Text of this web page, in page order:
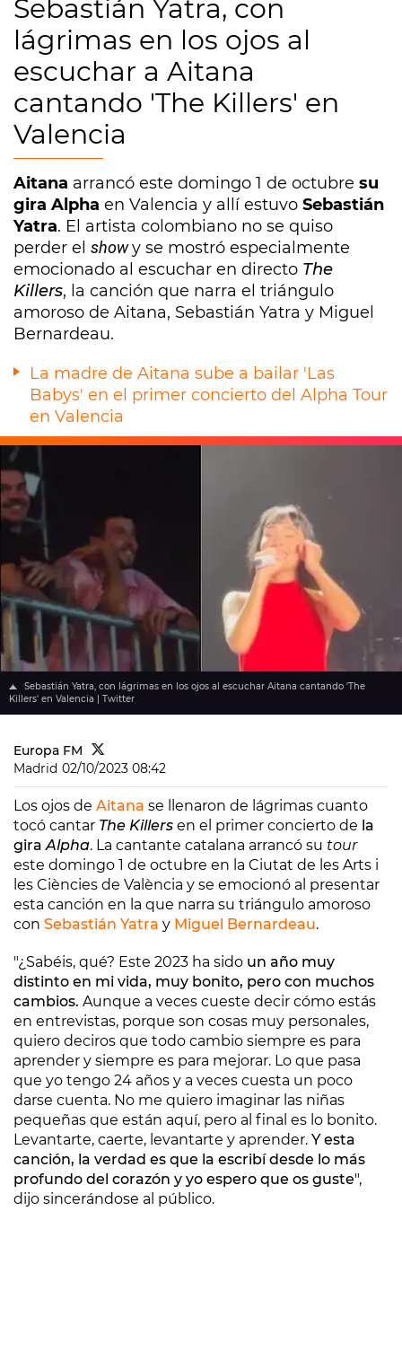
Sebastián Yatra, con
lágrimas en los ojos al
escuchar a Aitana
cantando 'The Killers' en
Valencia
Aitana arrancó este domingo 1 de octubre su
gira Alpha en Valencia y allí estuvo Sebastián
Yatra. El artista colombiano no se quiso
perder el showy se mostró especialmente
emocionado al escuchar en directo The
Killers, la canción que narra el triángulo
amoroso de Aitana, Sebastián Yatra y Miguel
Bernardeau.
La madre de Aitana sube a bailar 'Las
Babys' en el primer concierto del Alpha Tour
en Valencia
Sebastián Yatra, con lágrimas en los ojos al escuchar Aitana cantando 'The
Killers' en Valencia | Twitter
Europa FM
Madrid 02/10/2023 08:42
Los ojos de Aitana se llenaron de lágrimas cuanto
tocó cantar The Killers en el primer concierto de la
giraAlpha. La cantante catalana arrancó su tour
este domingo 1 de octubre en la Ciutat de les Arts i
les Ciències de València y se emocionó al presentar
esta canción en la que narra su triángulo amoroso
con Sebastián Yatra y Miguel Bernardeau.
"¿Sabéis, qué? Este 2023 ha sido un año muy
distinto en mi vida, muy bonito, pero con muchos
cambios. Aunque a veces cueste decir cómo estás
en entrevistas, porque son cosas muy personales,
quiero deciros que todo cambio siempre es para
aprender y siempre es para mejorar. Lo que pasa
que yo tengo 24 años y a veces cuesta un poco
darse cuenta. No me quiero imaginar las niñas
pequeñas que están aquí, pero al final es lo bonito.
Levantarte, caerte, levantarte y aprender. Y esta
canción, la verdad es que la escribí desde lo más
profundo del corazón y yo espero que os guste",
dijo sincerándose al público.